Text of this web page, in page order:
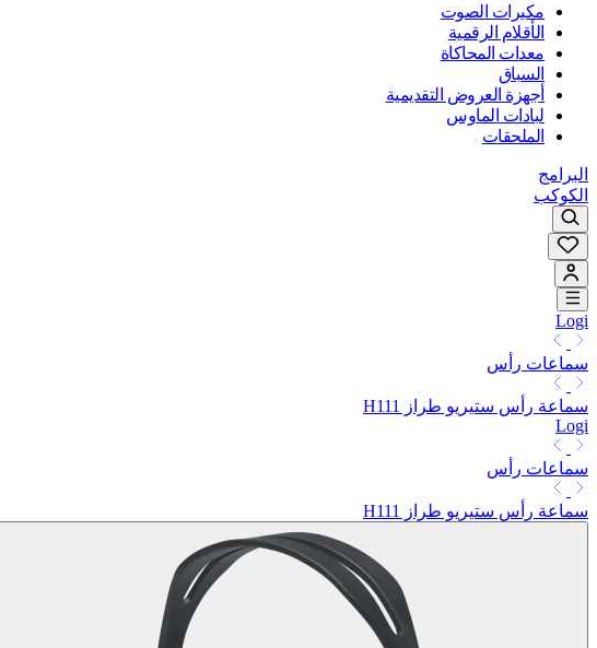
مكبرات الصوت
الأقلام الرقمية
معدات المحاكاة
السباق
أجهزة العروض التقديمية
لبادات الماوس
الملحقات
البرامج
الكوكب
Logi
سماعات رأس
سماعة رأس ستيريو طراز H111
Logi
سماعات رأس
سماعة رأس ستيريو طراز H111